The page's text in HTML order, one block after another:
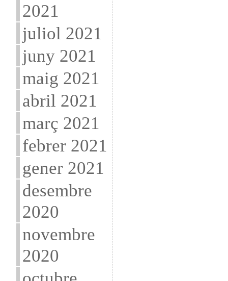
2021
juliol 2021
juny 2021
maig 2021
abril 2021
març 2021
febrer 2021
gener 2021
desembre
2020
novembre
2020